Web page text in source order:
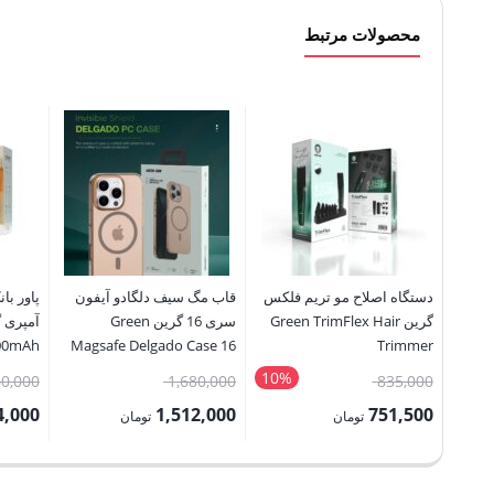
محصولات مرتبط
دستگاه اصلاح مو تریم فلکس
گرین Green TrimFlex Hair
Trimmer
10% 835,000قیمت
اصلی:
بود.
751,500 تومان
قاب‌ مگ سیف دلگادو آیفون
سری 16 گرین Green
Magsafe Delgado Case 16
1,680,000قیمت
اصلی:
بود.
1,512,000 تومان